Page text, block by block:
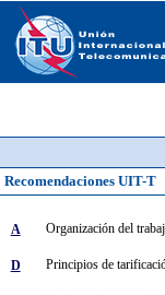
Recomendaciones UIT-T
A Organización del
D Principios de